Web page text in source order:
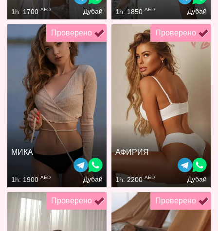
1h: 1700 AED Дубай 1h: 1850 AED Дубай
Проверено
МИКА
1h: 1900 AED Дубай
Проверено
АФИРИЯ
1h: 2200AED Дубай
Проверено Проверено